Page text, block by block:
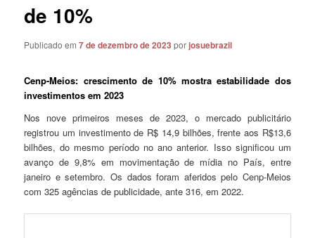
de 10%
Publicado em7 de dezembro de 2023 porjosuebrazil
Cenp-Meios: crescimento de 10% mostra estabilidade dos
investimentos em 2023
Nos nove primeiros meses de 2023, o mercado publicitário
registrou um investimento de R$ 14,9 bilhões, frente aos R$13,6
bilhões, do mesmo período no ano anterior. Isso significou um
avanço de 9,8% em movimentação de mídia no País, entre
janeiro e setembro. Os dados foram aferidos pelo Cenp-Meios
com 325 agências de publicidade, ante 316, em 2022.